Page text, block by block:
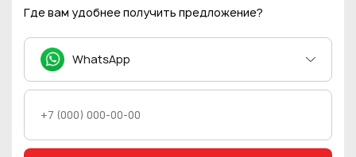
Где вам удобнее получить предложение?
WhatsApp